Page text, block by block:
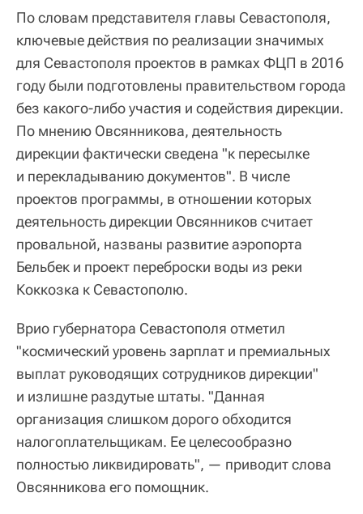
По словам представителя главы Севастополя,
ключевые действия по реализации значимых
для Севастополя проектов в рамках ФЦП в 2016
году были подготовлены правительством города
без какого-либо участия и содействия дирекции.
По мнению Овсянникова, деятельность
дирекции фактически сведена "к пересылке
и перекладыванию документов". В числе
проектов программы, в отношении которых
деятельность дирекции Овсянников считает
провальной, названы развитие аэропорта
Бельбек и проект переброски воды из реки
Коккозка к Севастополю.
Врио губернатора Севастополя отметил
"космический уровень зарплат и премиальных
выплат руководящих сотрудников дирекции"
и излишне раздутые штаты. "Данная
организация слишком дорого обходится
налогоплательщикам. Ее целесообразно
полностью ликвидировать", — приводит слова
Овсянникова его помощник.